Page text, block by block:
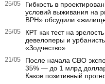
25/05
Гибкость в
условий выживания на
ВРН» обсудили
25/05
КРТ как тест на
девелоперы и
«Зодчество»
21/05
После начала СВО
35% — до 1 млрд
Каков позитивный